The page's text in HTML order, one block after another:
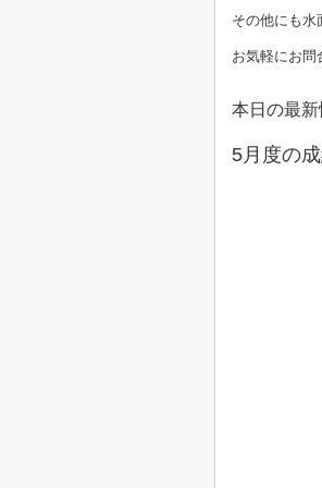
その他にも水
お気軽にお問
本日の最新
5月度の成